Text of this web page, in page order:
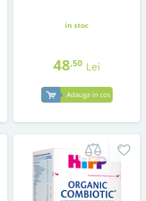
in stoc
48,50 Lei
Adauga in cos